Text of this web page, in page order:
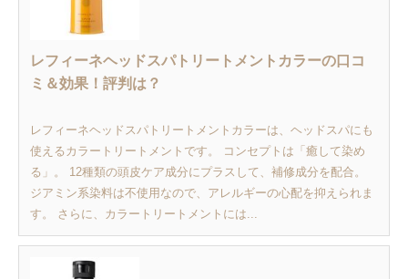
レフィーネヘッドスパトリートメントカラーの口コ
ミ＆効果！評判は？
レフィーネヘッドスパトリートメントカラーは、ヘッドスパにも
使えるカラートリートメントです。 コンセプトは「癒して染め
る」。 12種類の頭皮ケア成分にプラスして、補修成分を配合。
ジアミン系染料は不使用なので、アレルギーの心配を抑えられま
す。 さらに、カラートリートメントには...